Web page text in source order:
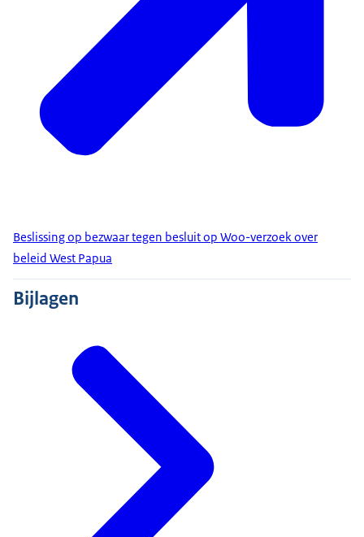
Beslissing op bezwaar tegen besluit op Woo-verzoek over
beleid West Papua
Bijlagen